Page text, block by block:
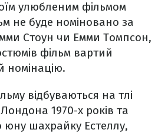
улюбленим фільмом
не буде номіновано за
Стоун чи Емми Томпсон,
фільм вартий
номінацію.
відбуваються на тлі
1970-х років та
юну шахрайку Естеллу,